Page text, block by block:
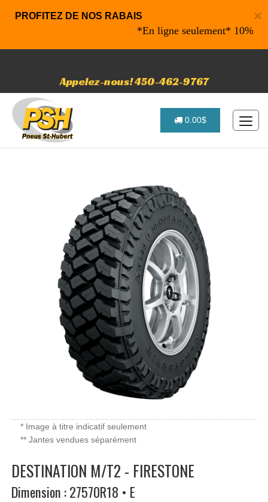
×
PROFITEZ DE NOS RABAIS
*En ligne seulement* 10% de
Appelez-nous! 450-462-9767
0.00$
* Image à titre indicatif seulement
** Jantes vendues séparément
DESTINATION M/T2 - FIRESTONE
Dimension : 27570R18 • E